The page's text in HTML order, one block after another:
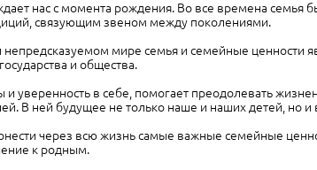
нас с момента рождения. Во все времена семья
связующим звеном между поколениями.
мире семья и семейные ценности
и общества.
уверенность в себе, помогает преодолевать
В ней будущее не только наше и наших детей, но и
через всю жизнь самые важные семейные
к родным.